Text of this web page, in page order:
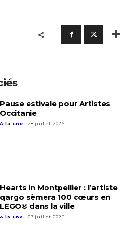
Pause estivale pour Artistes
Occitanie
A la une 28 juillet 2026
Hearts in Montpellier : l’artiste
qargo sèmera 100 cœurs en
LEGO® dans la ville
A la une 27 juillet 2026